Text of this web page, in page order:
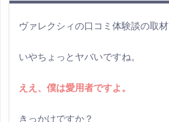
ヴァレクシィの口コミ体験談の取
いやちょっとヤバいですね。
ええ、僕は愛用者ですよ。
きっかけですか？